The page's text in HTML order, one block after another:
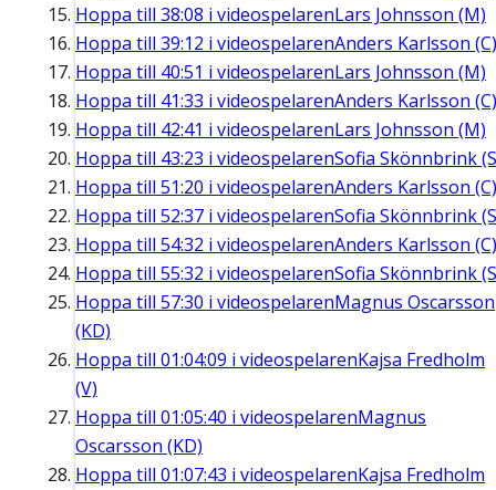
Hoppa till 38:08 i videospelarenLars Johnsson (M)
Hoppa till 39:12 i videospelarenAnders Karlsson (C)
Hoppa till 40:51 i videospelarenLars Johnsson (M)
Hoppa till 41:33 i videospelarenAnders Karlsson (C)
Hoppa till 42:41 i videospelarenLars Johnsson (M)
Hoppa till 43:23 i videospelarenSofia Skönnbrink
Hoppa till 51:20 i videospelarenAnders Karlsson (C)
Hoppa till 52:37 i videospelarenSofia Skönnbrink
Hoppa till 54:32 i videospelarenAnders Karlsson (C)
Hoppa till 55:32 i videospelarenSofia Skönnbrink
Hoppa till 57:30 i videospelarenMagnus Oscarsson
(KD)
Hoppa till 01:04:09 i videospelarenKajsa Fredholm
(V)
Hoppa till 01:05:40 i videospelarenMagnus
Oscarsson (KD)
Hoppa till 01:07:43 i videospelarenKajsa Fredholm